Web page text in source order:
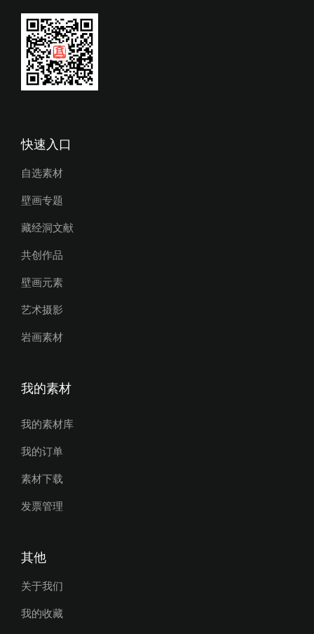
快速入口
自选素材
壁画专题
藏经洞文献
共创作品
壁画元素
艺术摄影
岩画素材
我的素材
我的素材库
我的订单
素材下载
发票管理
其他
关于我们
我的收藏